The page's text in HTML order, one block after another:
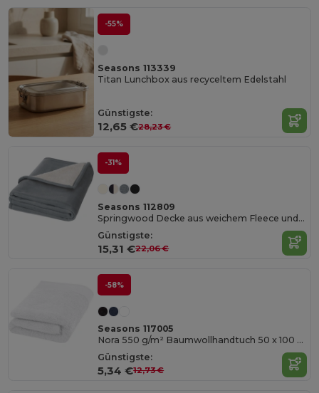
-55%
Seasons 113339
Titan Lunchbox aus recyceltem Edelstahl
Günstigste:
12,65 €28,23 €
-31%
Seasons 112809
Springwood Decke aus weichem Fleece und Sherpa-Plaid
Günstigste:
15,31 €22,06 €
-58%
Seasons 117005
Nora 550 g/m² Baumwollhandtuch 50 x 100 cm
Günstigste:
5,34 €12,73 €